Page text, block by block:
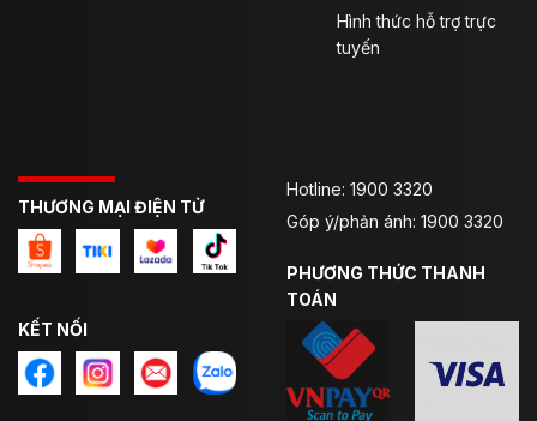
Hình thức hỗ trợ trực
tuyến
THƯƠNG MẠI ĐIỆN TỬ
KẾT NỐI
Hotline: 1900 3320
Góp ý/phản ánh: 1900 3320
PHƯƠNG THỨC THANH
TOÁN